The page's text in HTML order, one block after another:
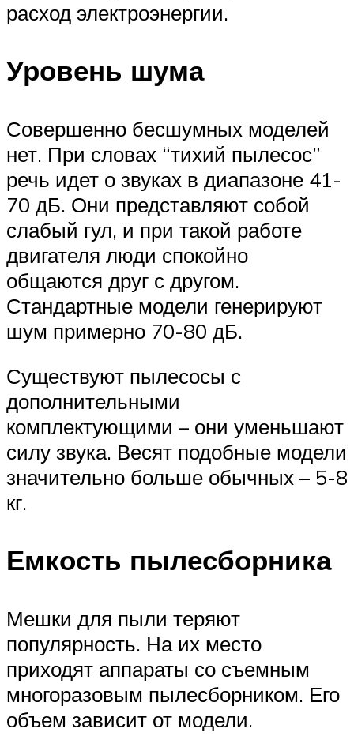
расход электроэнергии.
Уровень шума
Совершенно бесшумных моделей
нет. При словах “тихий пылесос”
речь идет о звуках в диапазоне 41-
70 дБ. Они представляют собой
слабый гул, и при такой работе
двигателя люди спокойно
общаются друг с другом.
Стандартные модели генерируют
шум примерно 70-80 дБ.
Существуют пылесосы с
дополнительными
комплектующими – они уменьшают
силу звука. Весят подобные модели
значительно больше обычных – 5-8
кг.
Емкость пылесборника
Мешки для пыли теряют
популярность. На их место
приходят аппараты со съемным
многоразовым пылесборником. Его
объем зависит от модели.